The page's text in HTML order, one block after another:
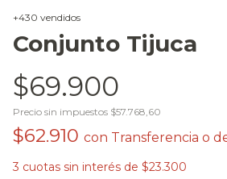
+430 vendidos
Conjunto Tijuca
$69.900
Precio sin impuestos $57.768,60
$62.910 con Transferencia o
3 cuotas sin interés de $23.300